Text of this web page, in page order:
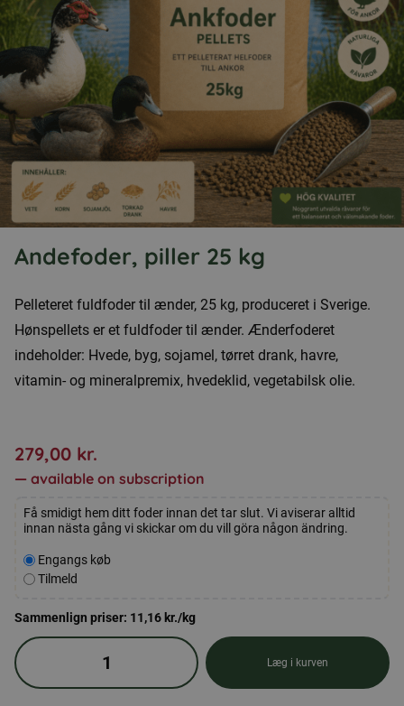
Andefoder, piller 25 kg
Pelleteret fuldfoder til ænder, 25 kg, produceret i Sverige.
Hønspellets er et fuldfoder til ænder. Ænderfoderet
indeholder: Hvede, byg, sojamel, tørret drank, havre,
vitamin- og mineralpremix, hvedeklid, vegetabilsk olie.
279,00 kr.
— available on subscription
Få smidigt hem ditt foder innan det tar slut. Vi aviserar alltid
innan nästa gång vi skickar om du vill göra någon ändring.
Velg
kjøpstype
Engangs køb
Tilmeld
Sammenlign priser: 11,16 kr./kg
Andefoder,
piller
Læg i kurven